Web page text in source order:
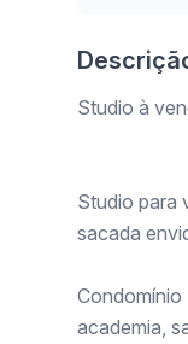
Studio à
Studio para
sacada
Condomínio
academia,